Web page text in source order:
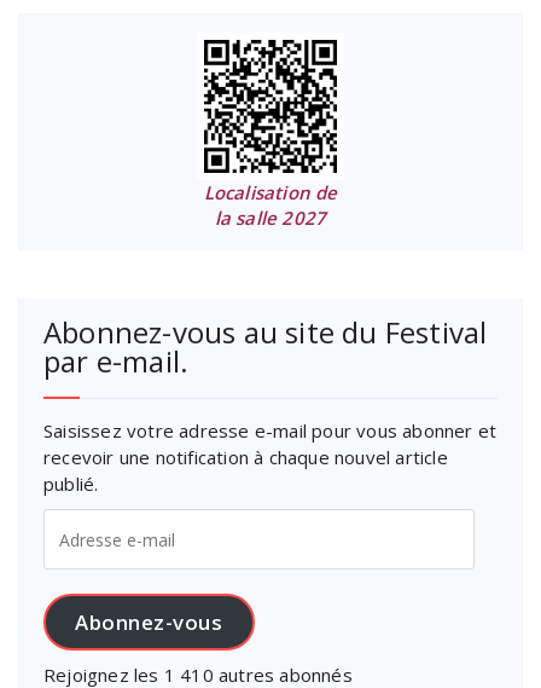
Localisation de
la salle 2027
Abonnez-vous au site du Festival
par e-mail.
Saisissez votre adresse e-mail pour vous abonner et
recevoir une notification à chaque nouvel article
publié.
e-
mail
Abonnez-vous
Rejoignez les 1 410 autres abonnés